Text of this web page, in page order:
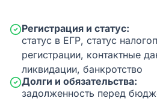
Регистрация и статус:
статус в ЕГР, статус
регистрации, контактные
ликвидации, банкротство
Долги и обязательства:
задолженность перед